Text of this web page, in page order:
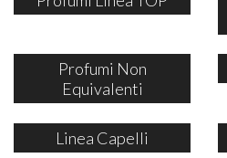
Profumi Non
Equivalenti
Linea Capelli